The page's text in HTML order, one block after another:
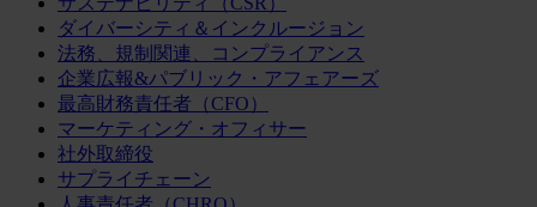
ダイバーシティ＆インクルージョン
法務、規制関連、コンプライアンス
企業広報&パブリック・アフェアーズ
最高財務責任者（CFO）
マーケティング・オフィサー
社外取締役
サプライチェーン